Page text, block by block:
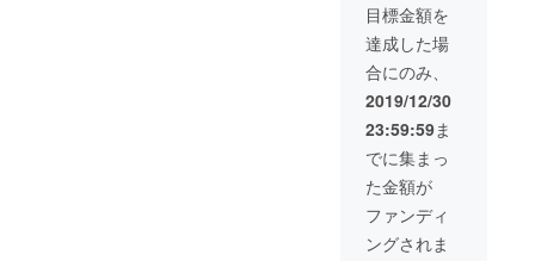
or
Nothing
（達成
後支援
型）で
す。 目
標を達
成した
場合の
みリ
ターン
をお届
けでき
スペア
吸盤 +
吸着
パット
含め
「ワイ
ズ袋
2L」
（20
枚） ■
サイズ
「ワイ
ズホル
目標金額を
達成した場
合にのみ、
2019/12/30
23:59:59ま
でに集まっ
た金額が
ファンディ
ングされま